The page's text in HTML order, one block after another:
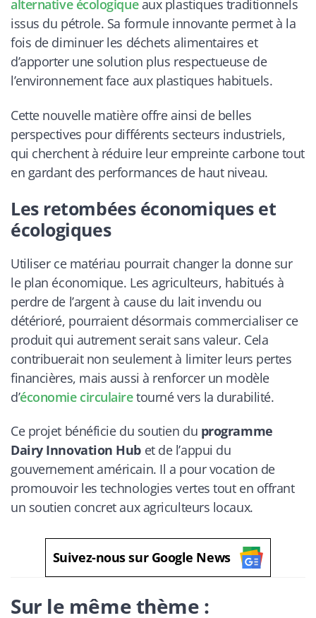
alternative écologiqueaux plastiques traditionnels
issus du pétrole. Sa formule innovante permet à la
fois de diminuer les déchets alimentaires et
d’apporter une solution plus respectueuse de
l’environnement face aux plastiques habituels.
Cette nouvelle matière offre ainsi de belles
perspectives pour différents secteurs industriels,
qui cherchent à réduire leur empreinte carbone tout
en gardant des performances de haut niveau.
Les retombées économiques et
écologiques
Utiliser ce matériau pourrait changer la donne sur
le plan économique. Les agriculteurs, habitués à
perdre de l’argent à cause du lait invendu ou
détérioré, pourraient désormais commercialiser ce
produit qui autrement serait sans valeur. Cela
contribuerait non seulement à limiter leurs pertes
financières, mais aussi à renforcer un modèle
d’économie circulairetourné vers la durabilité.
Ce projet bénéficie du soutien du programme
Dairy Innovation Hub et de l’appui du
gouvernement américain. Il a pour vocation de
promouvoir les technologies vertes tout en offrant
un soutien concret aux agriculteurs locaux.
Suivez-nous sur Google News
Sur le même thème :